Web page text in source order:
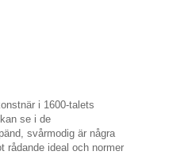
i 1600-talets
se i de
svårmodig är några
rådande ideal och normer